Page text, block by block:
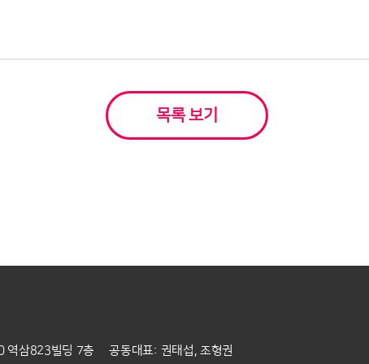
목록 보기
역삼823빌딩 7층 공동대표: 권태섭, 조형권